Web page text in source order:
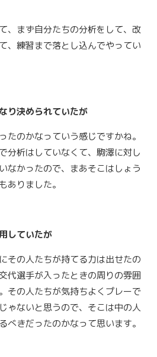
、まず自分たちの分析をして、改
、練習まで落とし込んでやってい
り決められていたが
たのかなっていう感じですかね。
分析はしていなくて、駒澤に対し
なかったので、まあそこはしょう
ありました。
していたが
その人たちが持てる力は出せたの
代選手が入ったときの周りの雰囲
その人たちが気持ちよくプレーで
ゃないと思うので、そこは中の人
べきだったのかなって思います。